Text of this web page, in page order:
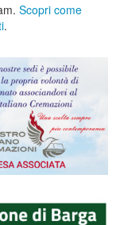
Scopri come
.